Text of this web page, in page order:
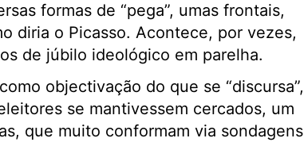
formas de “pega”, umas frontais,
diria o Picasso. Acontece, por vezes,
de júbilo ideológico em parelha.
objectivação do que se “discursa”,
se mantivessem cercados, um
que muito conformam via sondagens